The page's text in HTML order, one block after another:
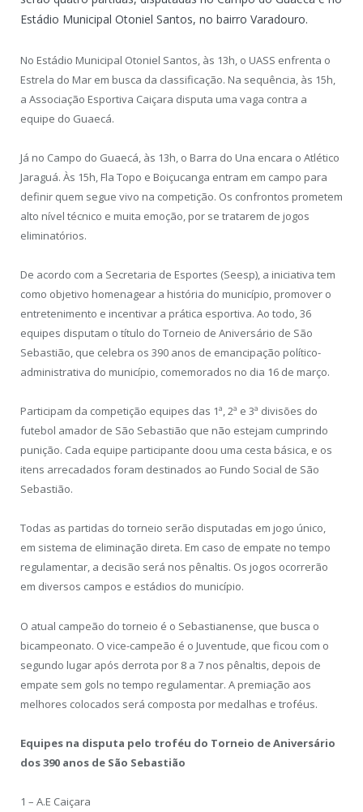
Estádio Municipal Otoniel Santos, no bairro Varadouro.
No Estádio Municipal Otoniel Santos, às 13h, o UASS enfrenta o
Estrela do Mar em busca da classificação. Na sequência, às 15h,
a Associação Esportiva Caiçara disputa uma vaga contra a
equipe do Guaecá.
Já no Campo do Guaecá, às 13h, o Barra do Una encara o Atlético
Jaraguá. Às 15h, Fla Topo e Boiçucanga entram em campo para
definir quem segue vivo na competição. Os confrontos prometem
alto nível técnico e muita emoção, por se tratarem de jogos
eliminatórios.
De acordo com a Secretaria de Esportes (Seesp), a iniciativa tem
como objetivo homenagear a história do município, promover o
entretenimento e incentivar a prática esportiva. Ao todo, 36
equipes disputam o título do Torneio de Aniversário de São
Sebastião, que celebra os 390 anos de emancipação político-
administrativa do município, comemorados no dia 16 de março.
Participam da competição equipes das 1ª, 2ª e 3ª divisões do
futebol amador de São Sebastião que não estejam cumprindo
punição. Cada equipe participante doou uma cesta básica, e os
itens arrecadados foram destinados ao Fundo Social de São
Sebastião.
Todas as partidas do torneio serão disputadas em jogo único,
em sistema de eliminação direta. Em caso de empate no tempo
regulamentar, a decisão será nos pênaltis. Os jogos ocorrerão
em diversos campos e estádios do município.
O atual campeão do torneio é o Sebastianense, que busca o
bicampeonato. O vice-campeão é o Juventude, que ficou com o
segundo lugar após derrota por 8 a 7 nos pênaltis, depois de
empate sem gols no tempo regulamentar. A premiação aos
melhores colocados será composta por medalhas e troféus.
Equipes na disputa pelo troféu do Torneio de Aniversário
dos 390 anos de São Sebastião
1 – A.E Caiçara